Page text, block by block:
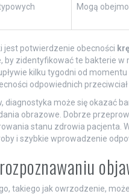
Mogą
jest potwierdzenie obecności
zidentyfikować te bakterie
kilku tygodni od
odpowiednich przeciwciał
diagnostyka może się okazać
obrazowe. Dobrze
stanu zdrowia pacjenta.
i szybkie wprowadzenie
takiego jak owrzodzenie,